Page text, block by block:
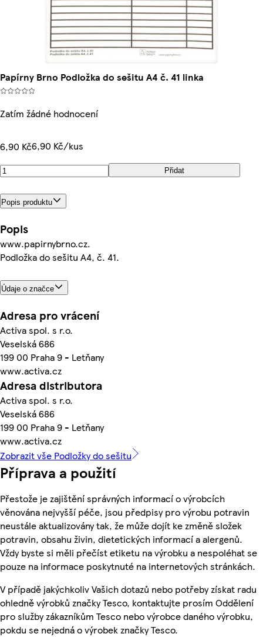
Papírny Brno Podložka do sešitu A4 č. 41 linka
Zatím žádné hodnocení
6,90 Kč6,90 Kč/kus
Přidat
Popis produktu
Popis
www.papirnybrno.cz.
Podložka do sešitu A4, č. 41.
Údaje o značce
Adresa pro vrácení
Activa spol. s r.o.
Veselská 686
199 00 Praha 9 - Letňany
www.activa.cz
Adresa distributora
Activa spol. s r.o.
Veselská 686
199 00 Praha 9 - Letňany
www.activa.cz
Zobrazit vše Podložky do sešitu
Příprava a použití
Přestože je zajištění správných informací o výrobcích
věnována nejvyšší péče, jsou předpisy pro výrobu potravin
neustále aktualizovány tak, že může dojít ke změně složek
potravin, obsahu živin, dietetických informací a alergenů.
Vždy byste si měli přečíst etiketu na výrobku a nespoléhat se
pouze na informace poskytnuté na internetových stránkách.
V případě jakýchkoliv Vašich dotazů nebo potřeby získat radu
ohledně výrobků značky Tesco, kontaktujte prosím Oddělení
pro služby zákazníkům Tesco nebo výrobce daného výrobku,
pokdu se nejedná o výrobek značky Tesco.